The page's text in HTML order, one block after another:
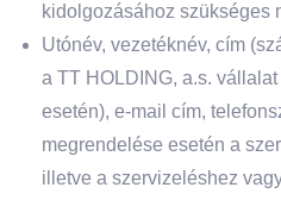
kidolgozásához szükséges
Utónév, vezetéknév, cím
a TT HOLDING, a.s.
esetén), e-mail cím,
megrendelése esetén a
illetve a szervizeléshez